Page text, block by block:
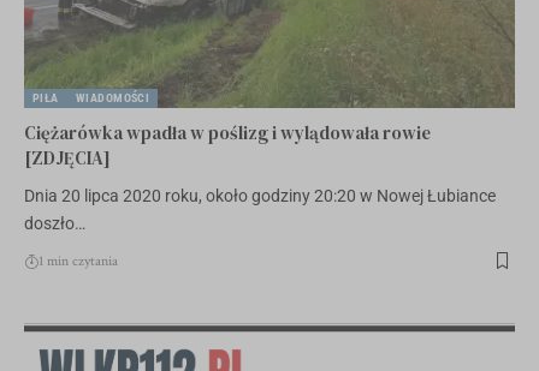
PIŁA WIADOMOŚCI
Ciężarówka wpadła w poślizg i wylądowała rowie
[ZDJĘCIA]
Dnia 20 lipca 2020 roku, około godziny 20:20 w Nowej Łubiance
doszło…
1 min czytania